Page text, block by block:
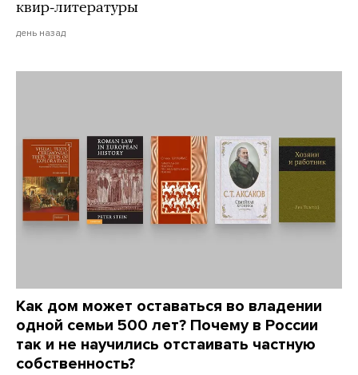
квир-литературы
день назад
Как дом может оставаться во владении
одной семьи 500 лет? Почему в России
так и не научились отстаивать частную
собственность?